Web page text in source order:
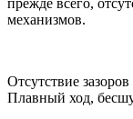
механизмов.
Отсутствие
Плавный ход,